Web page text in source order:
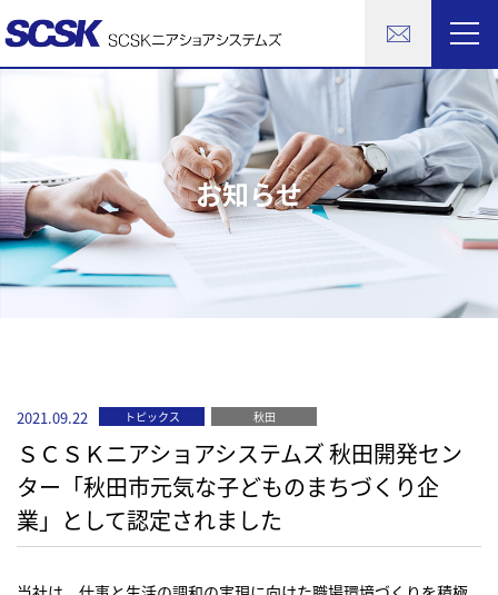
お知らせ
2021.09.22 トピックス 秋田
ＳＣＳＫニアショアシステムズ 秋田開発セン
ター「秋田市元気な子どものまちづくり企
業」として認定されました